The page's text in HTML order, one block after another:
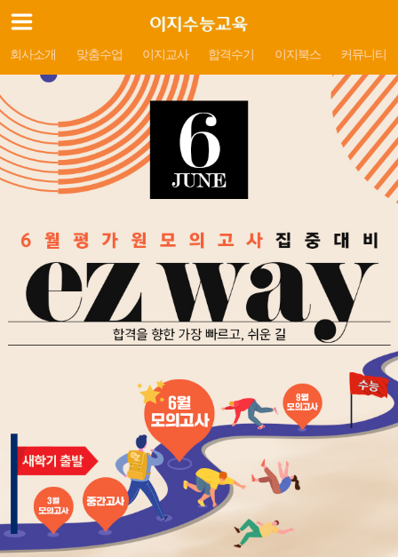
회사소개 맞춤수업 이지교사 합격수기 이지북스 커뮤니티